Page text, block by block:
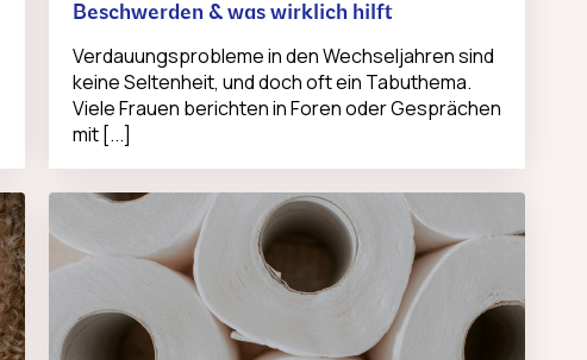
Beschwerden & was wirklich hilft
Verdauungsprobleme in den Wechseljahren sind
keine Seltenheit, und doch oft ein Tabuthema.
Viele Frauen berichten in Foren oder Gesprächen
mit [...]